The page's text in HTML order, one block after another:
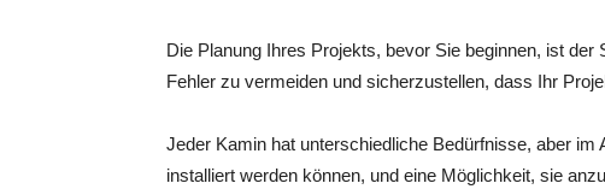
Die Planung Ihres Projekts, bevor Sie beginnen, ist
Fehler zu vermeiden und sicherzustellen, dass Ihr
Jeder Kamin hat unterschiedliche Bedürfnisse, aber
installiert werden können, und eine Möglichkeit, sie